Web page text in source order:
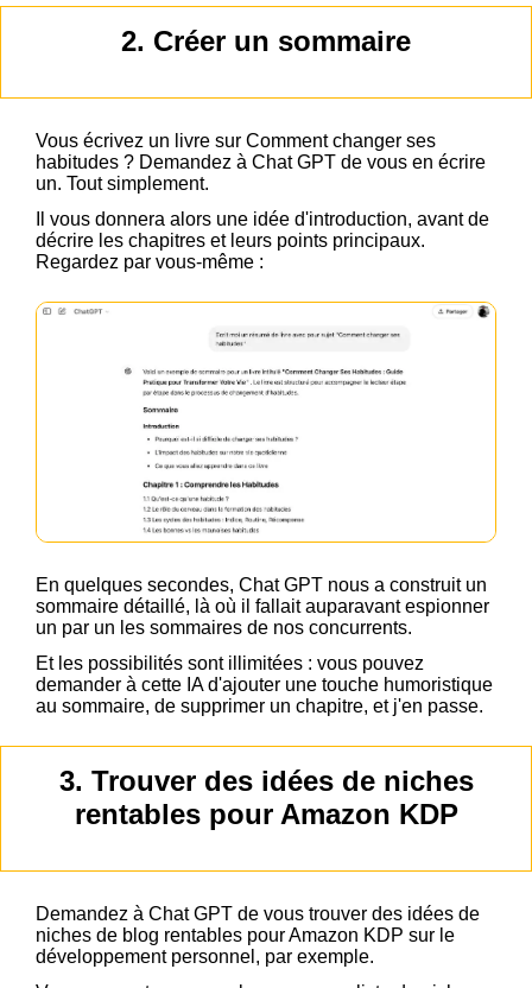
2. Créer un sommaire
Vous écrivez un livre sur Comment changer ses
habitudes ? Demandez à Chat GPT de vous en écrire
un. Tout simplement.
Il vous donnera alors une idée d'introduction, avant de
décrire les chapitres et leurs points principaux.
Regardez par vous-même :
En quelques secondes, Chat GPT nous a construit un
sommaire détaillé, là où il fallait auparavant espionner
un par un les sommaires de nos concurrents.
Et les possibilités sont illimitées : vous pouvez
demander à cette IA d'ajouter une touche humoristique
au sommaire, de supprimer un chapitre, et j'en passe.
3. Trouver des idées de niches
rentables pour Amazon KDP
Demandez à Chat GPT de vous trouver des idées de
niches de blog rentables pour Amazon KDP sur le
développement personnel, par exemple.